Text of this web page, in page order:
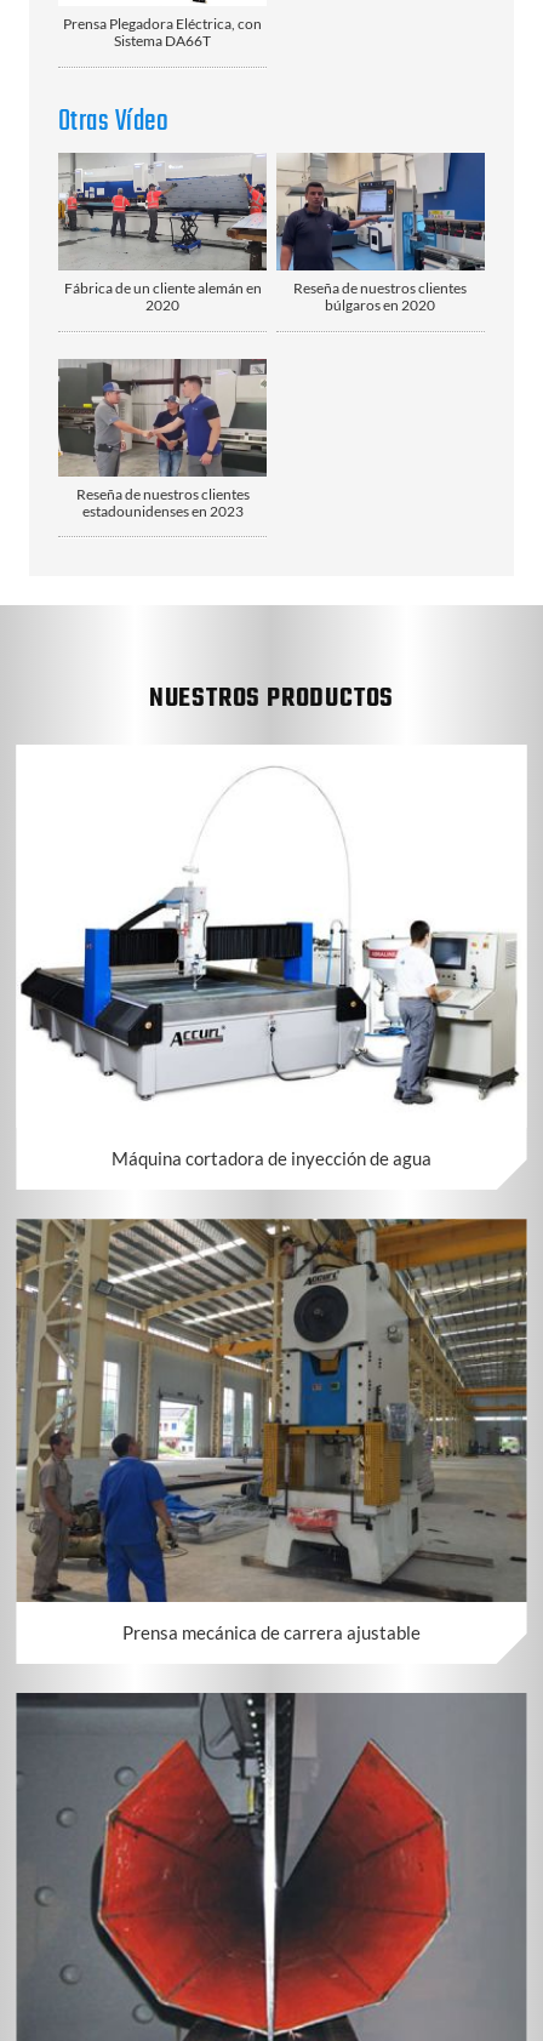
Prensa Plegadora Eléctrica, con
Sistema DA66T
Otras Vídeo
Fábrica de un cliente alemán en
2020
Reseña de nuestros clientes
búlgaros en 2020
Reseña de nuestros clientes
estadounidenses en 2023
NUESTROS PRODUCTOS
Máquina cortadora de inyección de agua
Prensa mecánica de carrera ajustable